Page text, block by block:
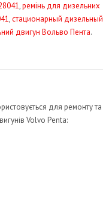
,ремінь для дизельних
,стационарный дизельный
двигун Вольво Пента.
для ремонту та
Volvo Penta: